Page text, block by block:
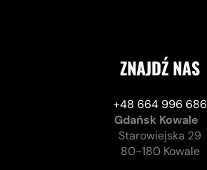
ZNAJDŹ NAS
+48 664 996 686
Gdańsk Kowale
Starowiejska 29
80-180 Kowale